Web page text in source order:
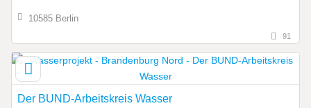
10585 Berlin
91
Der BUND-Arbeitskreis Wasser